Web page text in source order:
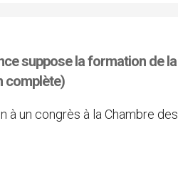
suppose la formation de la
complète)
à un congrès à la Chambre des